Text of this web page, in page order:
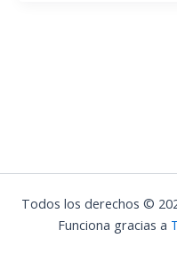
Todos los derechos ©
Funciona gracias a